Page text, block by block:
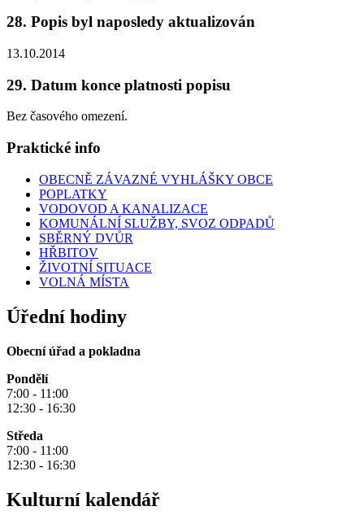
28. Popis byl naposledy aktualizován
13.10.2014
29. Datum konce platnosti popisu
Bez časového omezení.
Praktické info
OBECNĚ ZÁVAZNÉ VYHLÁŠKY OBCE
POPLATKY
VODOVOD A KANALIZACE
KOMUNÁLNÍ SLUŽBY, SVOZ ODPADŮ
SBĚRNÝ DVŮR
HŘBITOV
ŽIVOTNÍ SITUACE
VOLNÁ MÍSTA
Úřední hodiny
Obecní úřad a pokladna
Pondělí
7:00 - 11:00
12:30 - 16:30
Středa
7:00 - 11:00
12:30 - 16:30
Kulturní kalendář